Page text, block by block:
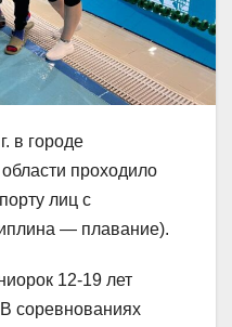
в городе
проходило
лиц с
— плавание).
12-19 лет
соревнованиях